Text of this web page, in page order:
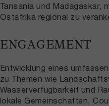
Tansania und Madagaskar,
Ostafrika regional zu
ENGAGEMENT
Entwicklung eines
zu Themen wie
Wasserverfügbarkeit und
lokale Gemeinschaften,